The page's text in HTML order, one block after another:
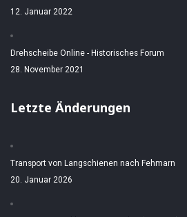
12. Januar 2022
Drehscheibe Online - Historisches Forum
28. November 2021
Letzte Änderungen
Transport von Langschienen nach Fehmarn
20. Januar 2026